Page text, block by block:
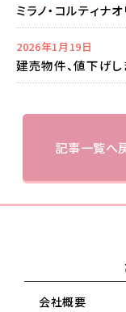
ミラノ・コルティナ
2026年1月19日
建売物件、値下げし
記事一覧へ
会社概要